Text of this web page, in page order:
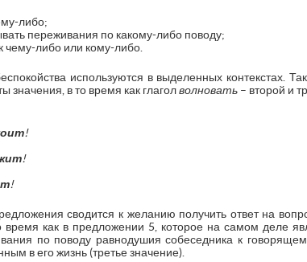
либо;
переживания по какому-либо поводу;
чему-либо или кому-либо.
используются в выделенных контекстах.
значения, в то время как глаголволновать– второй и
!
!
!
сводится к желанию получить ответ на
время как в предложении 5, которое на самом деле
по поводу равнодушия собеседника к
в его жизнь (третье значение).